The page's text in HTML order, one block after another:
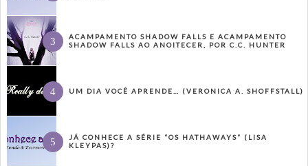
ACAMPAMENTO SHADOW FALLS E ACAMPAMENTO
SHADOW FALLS AO ANOITECER, POR C.C. HUNTER
UM DIA VOCÊ APRENDE… (VERONICA A. SHOFFSTALL)
JÁ CONHECE A SÉRIE “OS HATHAWAYS” (LISA
KLEYPAS)?